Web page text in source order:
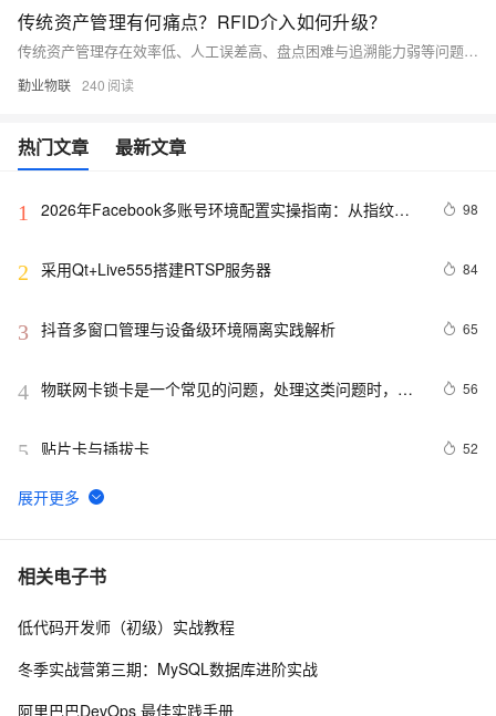
传统资产管理有何痛点？RFID介入如何升级？
传统资产管理存在效率低、人工误差高、盘点困难与追溯能力弱等问题。RFID可实现自动识别、实时追踪与精准管理，大幅提升资产管理效率。
勤业物联 240
热门文章 最新文章
1
2026年Facebook多账号环境配置实操指南：从指纹参
98
2 采用Qt+Live555搭建RTSP服务器 84
3 抖音多窗口管理与设备级环境隔离实践解析 65
4 物联网卡锁卡是一个常见的问题，处理这类问题时，可
些常见的物联网卡锁卡原因及其处理方法
56
5 贴片卡与插拔卡 52
6
2026年指纹浏览器核心防护能力拆解：从底层实现到功
7 千景 3DVR 全景：轻量化实景数字孪生，打造制造业云
8 2026主流指纹浏览器环境隔离能力实测盘点
相关电子书
低代码开发师（初级）实战教程
冬季实战营第三期：MySQL数据库进阶实战
阿里巴巴DevOps 最佳实践手册